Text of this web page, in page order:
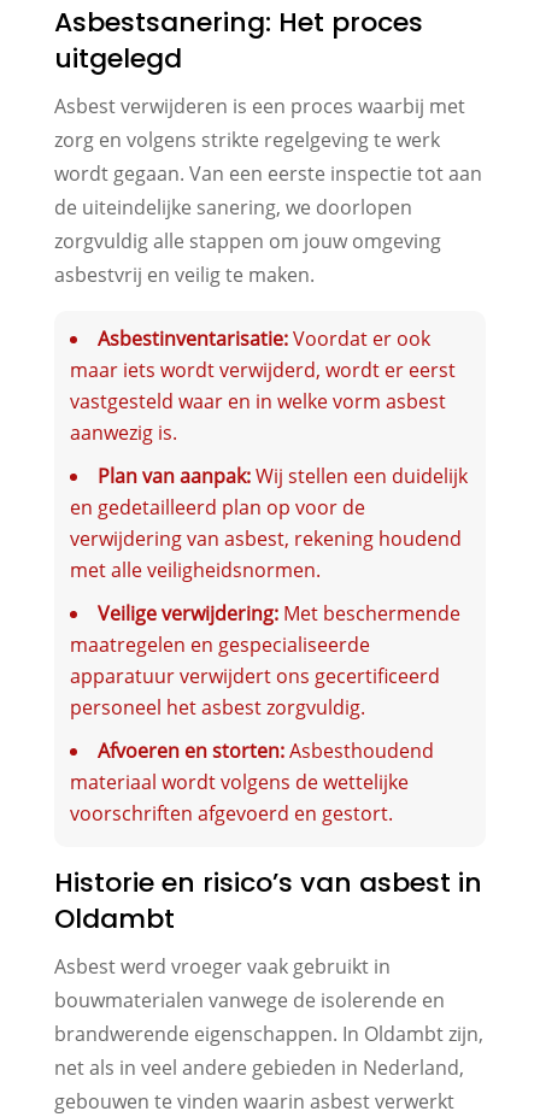
Asbestsanering: Het proces
uitgelegd
Asbest verwijderen is een proces waarbij met
zorg en volgens strikte regelgeving te werk
wordt gegaan. Van een eerste inspectie tot aan
de uiteindelijke sanering, we doorlopen
zorgvuldig alle stappen om jouw omgeving
asbestvrij en veilig te maken.
Asbestinventarisatie:Voordat er ook
maar iets wordt verwijderd, wordt er eerst
vastgesteld waar en in welke vorm asbest
aanwezig is.
Plan van aanpak:Wij stellen een duidelijk
en gedetailleerd plan op voor de
verwijdering van asbest, rekening houdend
met alle veiligheidsnormen.
Veilige verwijdering:Met beschermende
maatregelen en gespecialiseerde
apparatuur verwijdert ons gecertificeerd
personeel het asbest zorgvuldig.
Afvoeren en storten:Asbesthoudend
materiaal wordt volgens de wettelijke
voorschriften afgevoerd en gestort.
Historie en risico’s van asbest in
Oldambt
Asbest werd vroeger vaak gebruikt in
bouwmaterialen vanwege de isolerende en
brandwerende eigenschappen. In Oldambt zijn,
net als in veel andere gebieden in Nederland,
gebouwen te vinden waarin asbest verwerkt